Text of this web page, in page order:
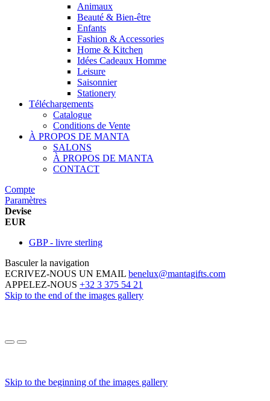
Animaux
Beauté & Bien-être
Enfants
Fashion & Accessories
Home & Kitchen
Idées Cadeaux Homme
Leisure
Saisonnier
Stationery
Téléchargements
Catalogue
Conditions de Vente
À PROPOS DE MANTA
SALONS
À PROPOS DE MANTA
CONTACT
Compte
Paramètres
Devise
EUR
GBP - livre sterling
Basculer la navigation
ECRIVEZ-NOUS UN EMAIL benelux@mantagifts.com
APPELEZ-NOUS +32 3 375 54 21
Skip to the end of the images gallery
Skip to the beginning of the images gallery